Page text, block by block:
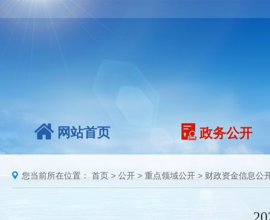
网站首页 政务公开
您当前所在位置： 首页 > 公开 > 重点领域公开 > 财政资金信息公